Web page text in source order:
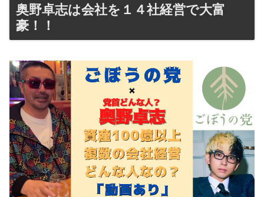
奥野卓志は会社を１４社経営で大富
豪！！